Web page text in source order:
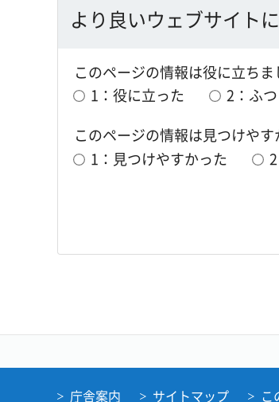
より良いウェブサイト
このページの情報は役に立ちま
1：役に立った
2：ふ
このページの情報は見つけやす
1：見つけやすかった
庁舎案内 サイトマップ こ